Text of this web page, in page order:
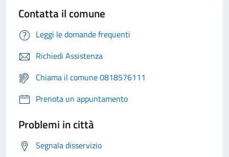
Contatta il comune
Leggi le domande frequenti
Richiedi Assistenza
Chiama il comune 0818576111
Prenota un appuntamento
Problemi in città
Segnala disservizio